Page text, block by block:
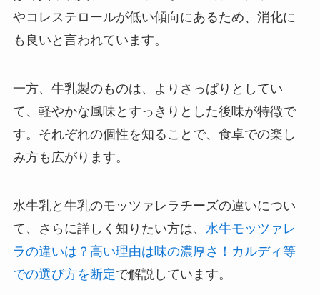
やコレステロールが低い傾向にあるため、消化に
も良いと言われています。
一方、牛乳製のものは、よりさっぱりとしてい
て、軽やかな風味とすっきりとした後味が特徴で
す。それぞれの個性を知ることで、食卓での楽し
み方も広がります。
水牛乳と牛乳のモッツァレラチーズの違いについ
て、さらに詳しく知りたい方は、 水牛モッツァレ
ラの違いは？高い理由は味の濃厚さ！カルディ等
での選び方を断定で解説しています。